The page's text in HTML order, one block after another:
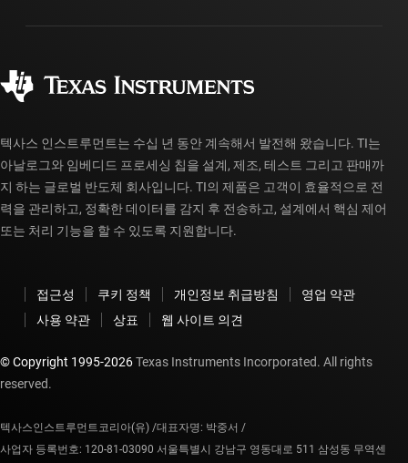
myTI 계정 FAQ
주문 FAQ
텍사스 인스트루먼트는 수십 년 동안 계속해서 발전해 왔습니다. TI는
아날로그와 임베디드 프로세싱 칩을 설계, 제조, 테스트 그리고 판매까
지 하는 글로벌 반도체 회사입니다. TI의 제품은 고객이 효율적으로 전
력을 관리하고, 정확한 데이터를 감지 후 전송하고, 설계에서 핵심 제어
또는 처리 기능을 할 수 있도록 지원합니다.
접근성 쿠키 정책 개인정보 취급방침
영업 약관
사용 약관
상표 웹 사이트 의견
© Copyright 1995-2026Texas Instruments Incorporated. All rights
reserved.
텍사스인스트루먼트코리아(유) /대표자명: 박중서 /
사업자 등록번호: 120-81-03090 서울특별시 강남구 영동대로 511 삼성동 무역센